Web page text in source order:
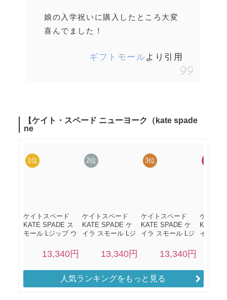
娘の入学祝いに購入したところ大変
喜んでました！
ギフトモールより引用
人気ランキングをもっと見る